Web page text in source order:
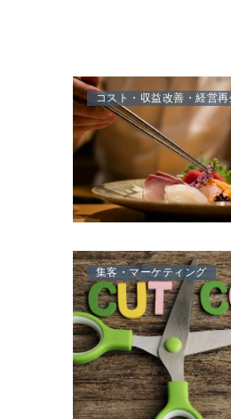
株式会社アルファコンサ
コスト・収益改善・経営再
集客・マーケティング